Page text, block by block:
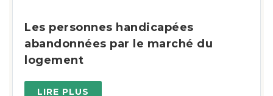
Les personnes handicapées
abandonnées par le marché du
logement
LIRE PLUS